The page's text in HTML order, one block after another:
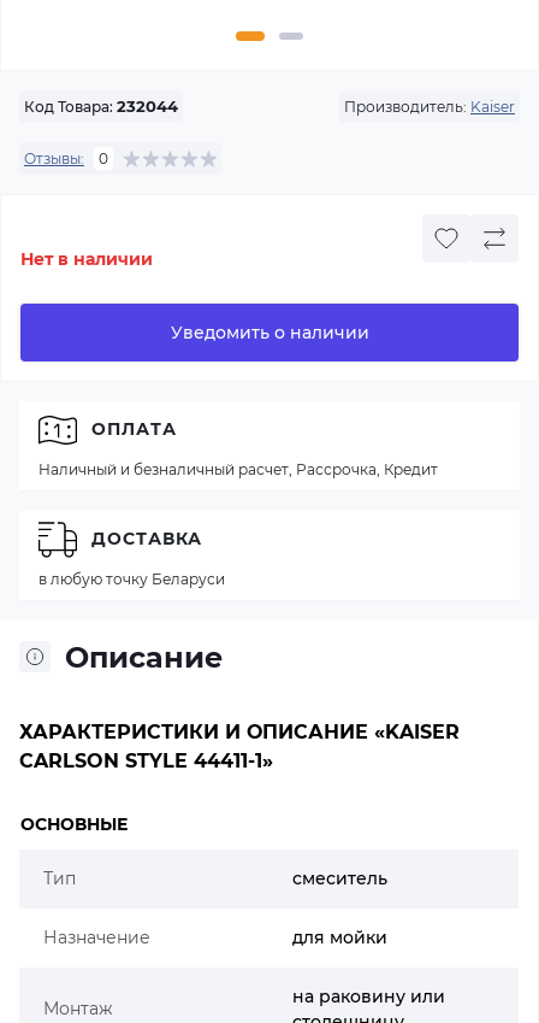
Код Товара: 232044 Производитель: Kaiser
Отзывы: 0
Нет в наличии
Уведомить о наличии
Описание
ХАРАКТЕРИСТИКИ И ОПИСАНИЕ «KAISER
CARLSON STYLE 44411-1»
ОСНОВНЫЕ
Тип смеситель
Назначение для мойки
Монтаж
на раковину или
ОПЛАТА
Наличный и безналичный расчет, Рассрочка, Кредит
ДОСТАВКА
в любую точку Беларуси